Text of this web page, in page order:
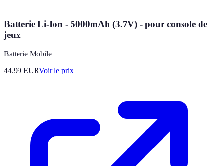
Batterie Li-Ion - 5000mAh (3.7V) - pour console de
jeux
Batterie Mobile
44.99 EURVoir le prix